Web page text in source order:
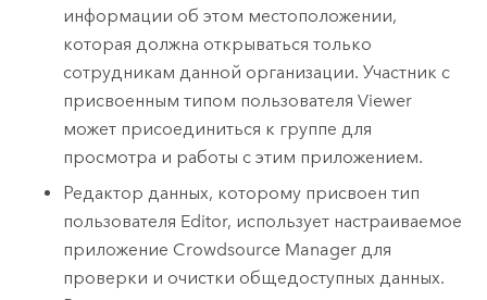
информации об этом местоположении,
которая должна открываться только
сотрудникам данной организации. Участник с
присвоенным типом пользователяViewer
может присоединиться к группе для
просмотра и работы с этим приложением.
Редактор данных, которому присвоен тип
пользователя Editor, использует настраиваемое
приложение Crowdsource Manager для
проверки и очистки общедоступных данных.